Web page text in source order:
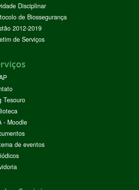
Disciplinar
de Biossegurança
2012-2019
de Serviços
Tesouro
- Moodle
de eventos